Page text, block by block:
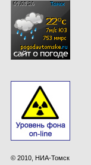
© 2010, НИА-Томск